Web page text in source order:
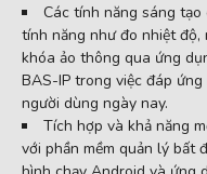
Các tính năng sáng
tính năng như đo nhiệt độ,
khóa ảo thông qua ứng
BAS-IP trong việc đáp
người dùng ngày nay.
Tích hợp và khả năng
với phần mềm quản lý bất